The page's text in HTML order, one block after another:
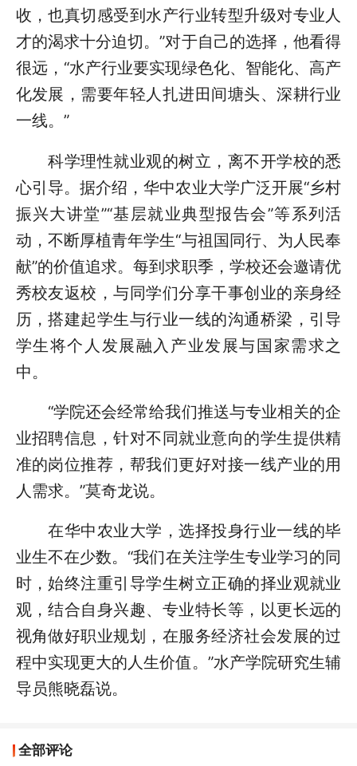
收，也真切感受到水产行业转型升级对专业人
才的渴求十分迫切。”对于自己的选择，他看得
很远，“水产行业要实现绿色化、智能化、高产
化发展，需要年轻人扎进田间塘头、深耕行业
一线。”
科学理性就业观的树立，离不开学校的悉
心引导。据介绍，华中农业大学广泛开展“乡村
振兴大讲堂”“基层就业典型报告会”等系列活
动，不断厚植青年学生“与祖国同行、为人民奉
献”的价值追求。每到求职季，学校还会邀请优
秀校友返校，与同学们分享干事创业的亲身经
历，搭建起学生与行业一线的沟通桥梁，引导
学生将个人发展融入产业发展与国家需求之
中。
“学院还会经常给我们推送与专业相关的企
业招聘信息，针对不同就业意向的学生提供精
准的岗位推荐，帮我们更好对接一线产业的用
人需求。”莫奇龙说。
在华中农业大学，选择投身行业一线的毕
业生不在少数。“我们在关注学生专业学习的同
时，始终注重引导学生树立正确的择业观就业
观，结合自身兴趣、专业特长等，以更长远的
视角做好职业规划，在服务经济社会发展的过
程中实现更大的人生价值。”水产学院研究生辅
导员熊晓磊说。
全部评论